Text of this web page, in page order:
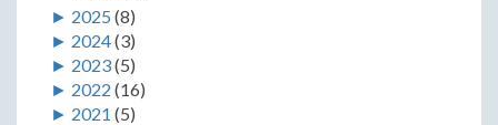
► 2025 (8)
► 2024(3)
► 2023(5)
► 2022 (16)
► 2021 (5)